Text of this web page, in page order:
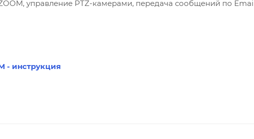
управление PTZ-камерами, передача сообщений по
- инструкция